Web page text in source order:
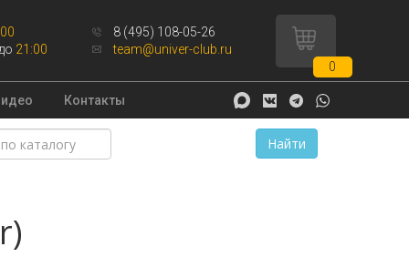
до 21:00
8 (495) 108-05-26
team@univer-club.ru
0
Контакты
Найти